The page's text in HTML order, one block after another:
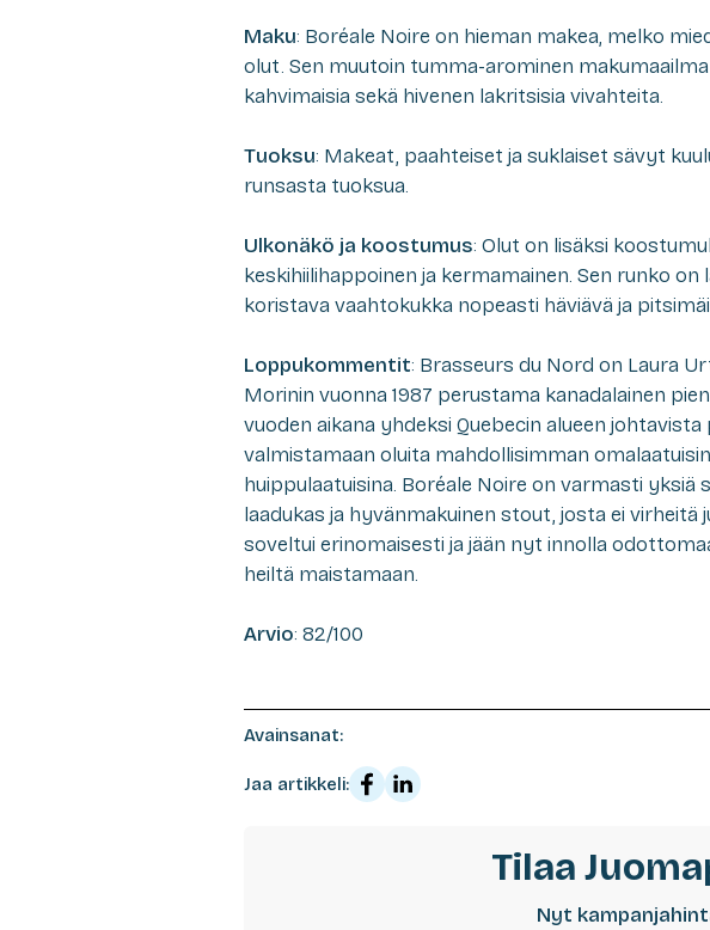
Maku: Boréale Noire on hieman makea, melko
olut. Sen muutoin tumma-arominen
kahvimaisia sekä hivenen lakritsisia vivahteita.
Tuoksu: Makeat, paahteiset ja suklaiset sävyt
runsasta tuoksua.
Ulkonäkö ja koostumus: Olut on lisäksi
keskihiilihappoinen ja kermamainen. Sen runko
koristava vaahtokukka nopeasti häviävä ja
Loppukommentit: Brasseurs du Nord on Laura
Morinin vuonna 1987 perustama kanadalainen
vuoden aikana yhdeksi Quebecin alueen
valmistamaan oluita mahdollisimman
huippulaatuisina. Boréale Noire on varmasti yksiä
laadukas ja hyvänmakuinen stout, josta ei virheitä
soveltui erinomaisesti ja jään nyt innolla
heiltä maistamaan.
Arvio: 82/100
Avainsanat:
Jaa artikkeli:
Tilaa
Nyt